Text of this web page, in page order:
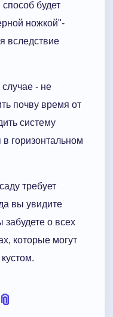
будет
ножкой"-
вследствие
- не
почву время от
систему
в горизонтальном
требует
вы увидите
забудете о всех
которые могут
📎